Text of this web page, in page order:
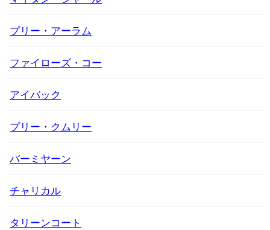
プリー・アーラム
ファイローズ・コー
アイバック
プリー・クムリー
バーミヤーン
チャリカル
タリーンコート